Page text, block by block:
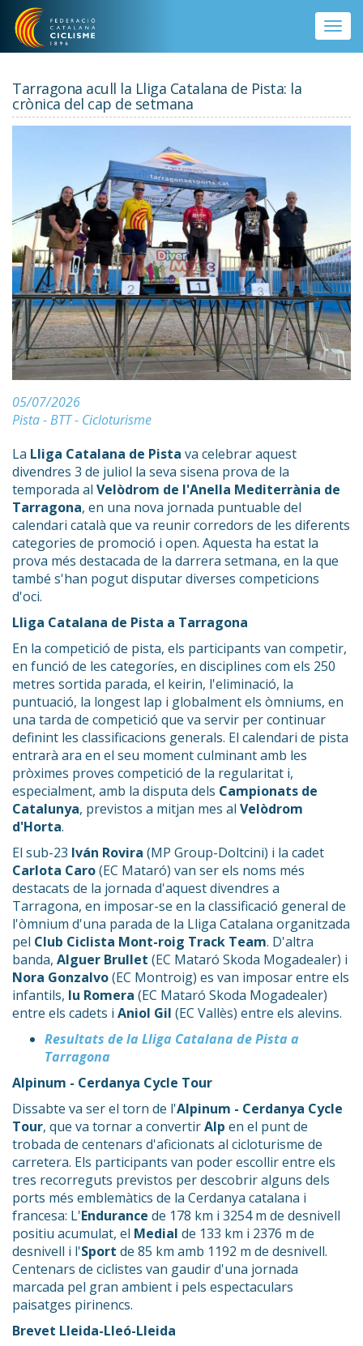
Vés al contingut
Toggle
Tarragona acull la Lliga Catalana de Pista: la
crònica del cap de setmana
05/07/2026
Pista - BTT - Cicloturisme
La Lliga Catalana de Pista va celebrar aquest
divendres 3 de juliol la seva sisena prova de la
temporada al Velòdrom de l'Anella Mediterrània de
Tarragona, en una nova jornada puntuable del
calendari català que va reunir corredors de les diferents
categories de promoció i open. Aquesta ha estat la
prova més destacada de la darrera setmana, en la que
també s'han pogut disputar diverses competicions
d'oci.
Lliga Catalana de Pista a Tarragona
En la competició de pista, els participants van competir,
en funció de les categoríes, en disciplines com els 250
metres sortida parada, el keirin, l'eliminació, la
puntuació, la longest lap i globalment els òmniums, en
una tarda de competició que va servir per continuar
definint les classificacions generals. El calendari de pista
entrarà ara en el seu moment culminant amb les
pròximes proves competició de la regularitat i,
especialment, amb la disputa dels Campionats de
Catalunya, previstos a mitjan mes al Velòdrom
d'Horta.
El sub-23 Iván Rovira (MP Group-Doltcini) i la cadet
Carlota Caro(EC Mataró) van ser els noms més
destacats de la jornada d'aquest divendres a
Tarragona, en imposar-se en la classificació general de
l'òmnium d'una parada de la Lliga Catalana organitzada
pel Club Ciclista Mont-roig Track Team. D'altra
banda, Alguer Brullet (EC Mataró Skoda Mogadealer) i
Nora Gonzalvo(EC Montroig) es van imposar entre els
infantils, Iu Romera (EC Mataró Skoda Mogadealer)
entre els cadets i Aniol Gil (EC Vallès) entre els alevins.
Resultats de la Lliga Catalana de Pista a
Tarragona
Alpinum - Cerdanya Cycle Tour
Dissabte va ser el torn de l'Alpinum - Cerdanya Cycle
Tour, que va tornar a convertirAlp en el punt de
trobada de centenars d'aficionats al cicloturisme de
carretera. Els participants van poder escollir entre els
tres recorreguts previstos per descobrir alguns dels
ports més emblemàtics de la Cerdanya catalana i
francesa: L'Endurance de 178 km i 3254 m de desnivell
positiu acumulat, el Medial de 133 km i 2376 m de
desnivell i l'Sport de 85 km amb 1192 m de desnivell.
Centenars de ciclistes van gaudir d'una jornada
marcada pel gran ambient i pels espectaculars
paisatges pirinencs.
Brevet Lleida-Lleó-Lleida